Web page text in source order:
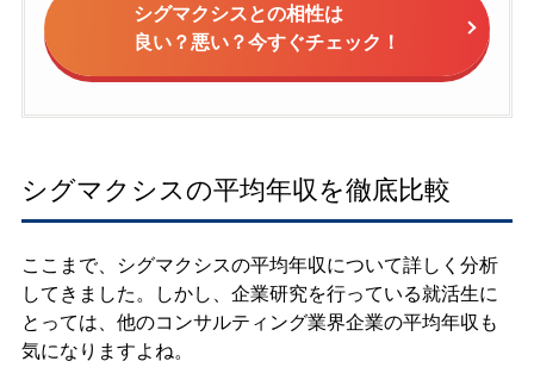
シグマクシスとの相性は
良い？悪い？今すぐチェック！
シグマクシスの平均年収を徹底比較
ここまで、シグマクシスの平均年収について詳しく分析
してきました。しかし、企業研究を行っている就活生に
とっては、他のコンサルティング業界企業の平均年収も
気になりますよね。